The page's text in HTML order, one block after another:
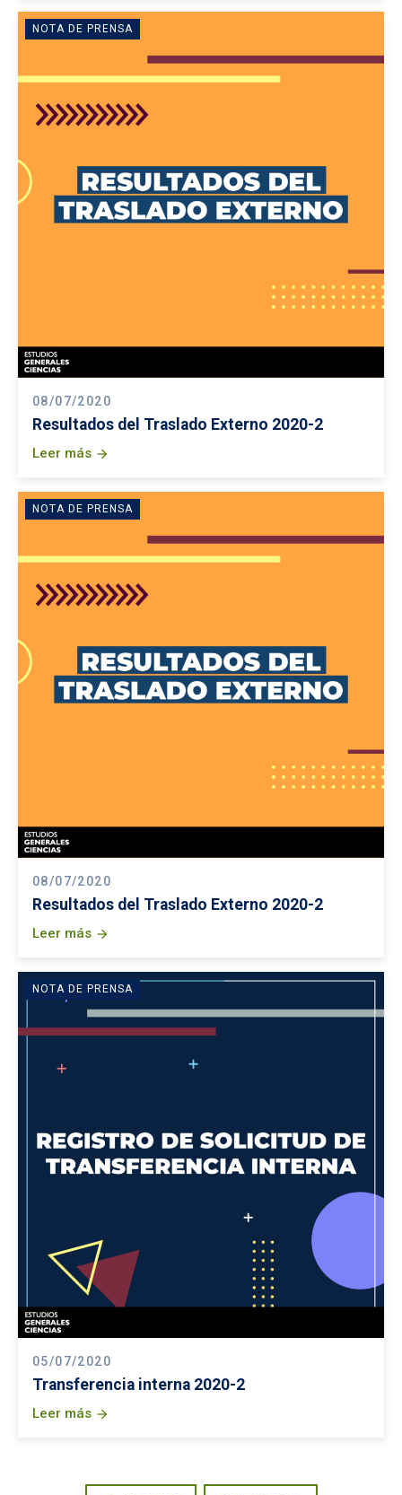
NOTA DE PRENSA
08/07/2020
Resultados del Traslado Externo 2020-2
Leer más arrow_forward
NOTA DE PRENSA
08/07/2020
Resultados del Traslado Externo 2020-2
Leer más arrow_forward
NOTA DE PRENSA
05/07/2020
Transferencia interna 2020-2
Leer más arrow_forward